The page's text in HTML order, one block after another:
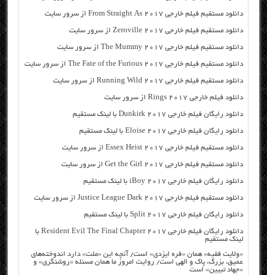
دانلود مستقیم فیلم خارجی From Straight As 2017 از سرور سایت
دانلود مستقیم فیلم خارجی Zeroville 2017 از سرور سایت
دانلود مستقیم فیلم خارجی The Mummy 2017 از سرور سایت
دانلود مستقیم فیلم خارجی The Fate of the Furious 2017 از سرور سایت
دانلود مستقیم فیلم خارجی Running Wild 2017 از سرور سایت
دانلود فیلم خارجی Rings 2017 از سرور سایت
دانلود رایگان فیلم خارجی Dunkirk 2017 با لینک مستقیم
دانلود رایگان فیلم خارجی Eloise 2017 با لینک مستقیم
دانلود مستقیم فیلم خارجی Essex Heist 2017 از سرور سایت
دانلود مستقیم فیلم خارجی Get the Girl 2017 از سرور سایت
دانلود رایگان فیلم خارجی iBoy 2017 با لینک مستقیم
دانلود مستقیم فیلم خارجی Justice League Dark 2017 از سرور سایت
دانلود رایگان فیلم خارجی Split 2017 با لینک مستقیم
دانلود رایگان فیلم خارجی Resident Evil The Final Chapter 2017 با
لینک مستقیم
«ولایت فقیه» همان «فره ایزدی» است/ آنچه این «ملت» دارد اندوخته‌های
عمیق، بزرگ، پاک و الهی است/ روایت امروز ما همان مسئله «روشنگری» و
«جهاد تبیین» است